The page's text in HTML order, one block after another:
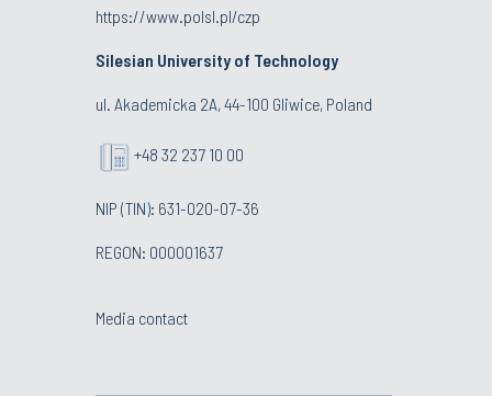
https://www.polsl.pl/czp
Silesian University of Technology
ul. Akademicka 2A, 44-100 Gliwice, Poland
+48 32 237 10 00
NIP (TIN): 631-020-07-36
REGON: 000001637
Media contact